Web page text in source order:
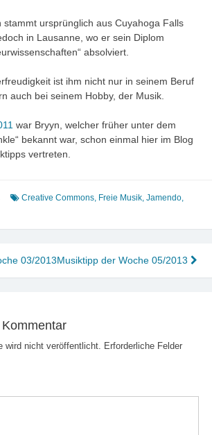
stammt ursprünglich aus Cuyahoga Falls
in Lausanne, wo er sein Diplom
absolviert.
ist ihm nicht nur in seinem Beruf
auch bei seinem Hobby, der Musik.
war Bryyn, welcher früher unter dem
bekannt war, schon einmal hier im Blog
vertreten.
Creative Commons, Freie Musik, Jamendo,
03/2013Musiktipp der Woche 05/2013
wird nicht veröffentlicht. Erforderliche Felder